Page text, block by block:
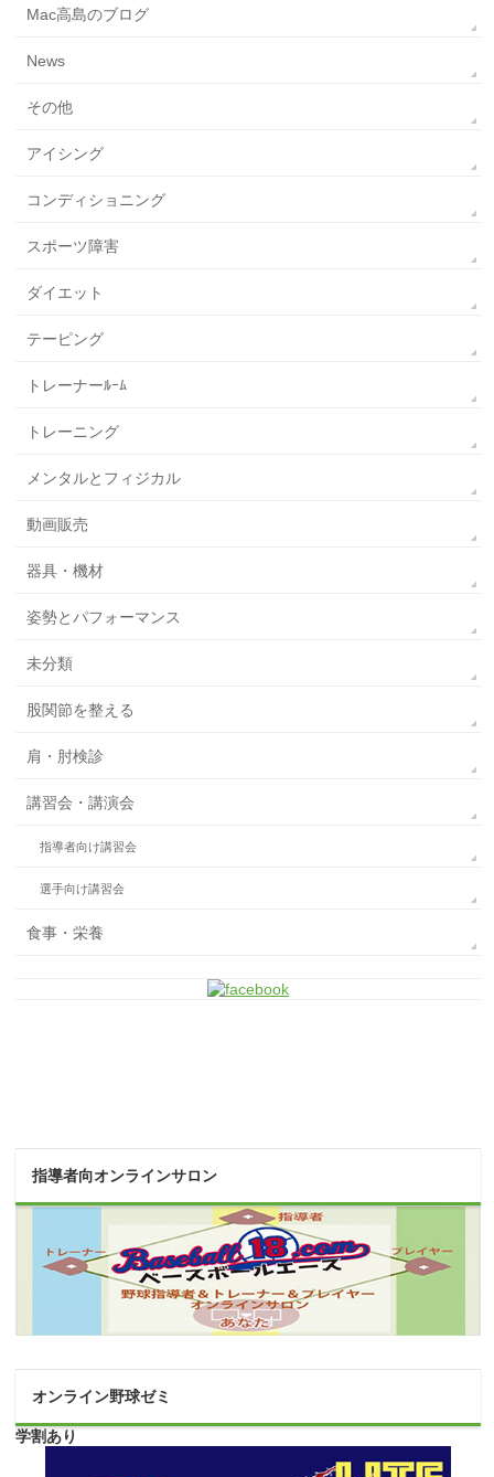
Mac高島のブログ
News
その他
アイシング
コンディショニング
スポーツ障害
ダイエット
テーピング
トレーナーﾙｰﾑ
トレーニング
メンタルとフィジカル
動画販売
器具・機材
姿勢とパフォーマンス
未分類
股関節を整える
肩・肘検診
講習会・講演会
指導者向け講習会
選手向け講習会
食事・栄養
指導者向オンラインサロン
オンライン野球ゼミ
学割あり